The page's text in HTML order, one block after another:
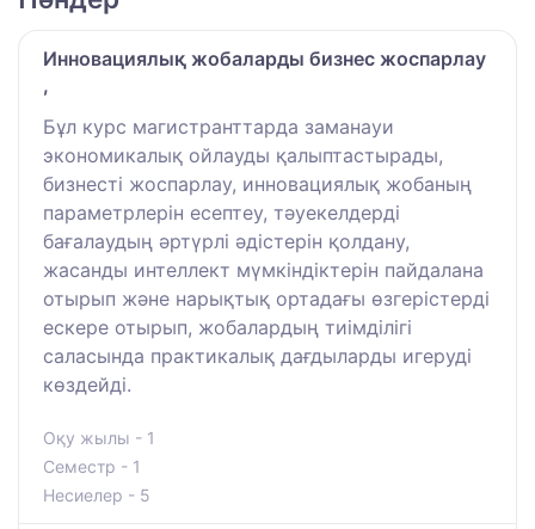
Инновациялық жобаларды бизнес жоспарлау
,
Бұл курс магистранттарда заманауи
экономикалық ойлауды қалыптастырады,
бизнесті жоспарлау, инновациялық жобаның
параметрлерін есептеу, тәуекелдерді
бағалаудың әртүрлі әдістерін қолдану,
жасанды интеллект мүмкіндіктерін пайдалана
отырып және нарықтық ортадағы өзгерістерді
ескере отырып, жобалардың тиімділігі
саласында практикалық дағдыларды игеруді
көздейді.
Оқу жылы - 1
Семестр - 1
Несиелер - 5